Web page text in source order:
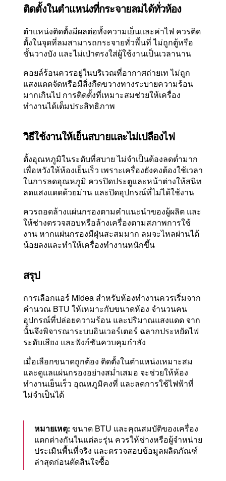
ติดตั้งในตำแหน่งที่กระจายลมได้ทั่วห้อง
ตำแหน่งติดตั้งมีผลต่อทั้งความเย็นและค่าไฟ ควรติด
ตั้งในจุดที่ลมสามารถกระจายทั่วพื้นที่ ไม่ถูกตู้หรือ
ชั้นวางบัง และไม่เป่าตรงใส่ผู้ใช้งานเป็นเวลานาน
คอยล์ร้อนควรอยู่ในบริเวณที่อากาศถ่ายเท ไม่ถูก
แสงแดดจัดหรือมีสิ่งกีดขวางทางระบายความร้อน
มากเกินไป การติดตั้งที่เหมาะสมช่วยให้เครื่อง
ทำงานได้เต็มประสิทธิภาพ
วิธีใช้งานให้เย็นสบายและไม่เปลืองไฟ
ตั้งอุณหภูมิในระดับที่สบาย ไม่จำเป็นต้องลดต่ำมาก
เพื่อหวังให้ห้องเย็นเร็ว เพราะเครื่องยังคงต้องใช้เวลา
ในการลดอุณหภูมิ ควรปิดประตูและหน้าต่างให้สนิท
ลดแสงแดดด้วยม่าน และปิดอุปกรณ์ที่ไม่ได้ใช้งาน
ควรถอดล้างแผ่นกรองตามคำแนะนำของผู้ผลิต และ
ให้ช่างตรวจสอบหรือล้างเครื่องตามสภาพการใช้
งาน หากแผ่นกรองมีฝุ่นสะสมมาก ลมจะไหลผ่านได้
น้อยลงและทำให้เครื่องทำงานหนักขึ้น
สรุป
การเลือกแอร์ Midea สำหรับห้องทำงานควรเริ่มจาก
คำนวณ BTU ให้เหมาะกับขนาดห้อง จำนวนคน
อุปกรณ์ที่ปล่อยความร้อน และปริมาณแสงแดด จาก
นั้นจึงพิจารณาระบบอินเวอร์เตอร์ ฉลากประหยัดไฟ
ระดับเสียง และฟังก์ชันควบคุมกำลัง
เมื่อเลือกขนาดถูกต้อง ติดตั้งในตำแหน่งเหมาะสม
และดูแลแผ่นกรองอย่างสม่ำเสมอ จะช่วยให้ห้อง
ทำงานเย็นเร็ว อุณหภูมิคงที่ และลดการใช้ไฟฟ้าที่
ไม่จำเป็นได้
หมายเหตุ: ขนาด BTU และคุณสมบัติของเครื่อง
แตกต่างกันในแต่ละรุ่น ควรให้ช่างหรือผู้จำหน่าย
ประเมินพื้นที่จริง และตรวจสอบข้อมูลผลิตภัณฑ์
ล่าสุดก่อนตัดสินใจซื้อ